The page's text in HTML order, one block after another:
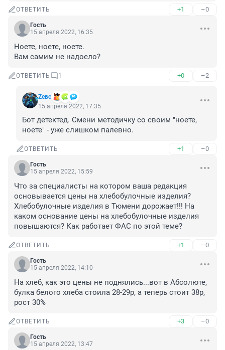
ОТВЕТИТЬ +1 –0
Гость
15 апреля 2022, 16:35
Ноете, ноете, ноете.
Вам самим не надоело?
ОТВЕТИТЬ 1 +0 –2
Zeвс
15 апреля 2022, 17:35
Бот детектед. Смени методичку со своим "ноете,
ноете" - уже слишком палевно.
ОТВЕТИТЬ +1 –0
Гость
15 апреля 2022, 15:59
Что за специалисты на котором ваша редакция
основывается цены на хлебобулочные изделия?
Хлебобулочные изделия в Тюмени дорожает!!! На
каком основание цены на хлебобулочные изделия
повышаются? Как работает ФАС по этой теме?
ОТВЕТИТЬ +1 –0
Гость
15 апреля 2022, 14:10
На хлеб, как это цены не поднялись...вот в Абсолюте,
булка белого хлеба стоила 28-29р, а теперь стоит 38р,
рост 30%
ОТВЕТИТЬ +3 –0
Гость
15 апреля 2022, 13:47